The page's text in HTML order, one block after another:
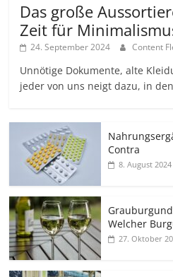
Das große
Zeit für
24. September 2024 Content
Unnötige Dokumente, alte
jeder von uns neigt dazu, in
Contra
8. August 2024
Welcher
27. Oktober